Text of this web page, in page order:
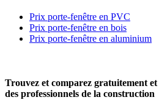
Prix porte-fenêtre en PVC
Prix porte-fenêtre en bois
Prix porte-fenêtre en aluminium
Trouvez et comparez gratuitement et
des professionnels de la construction